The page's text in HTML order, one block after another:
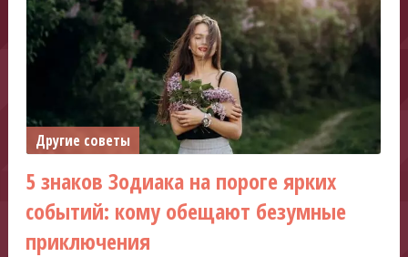
Другие советы
5 знаков Зодиака на пороге ярких
событий: кому обещают безумные
приключения